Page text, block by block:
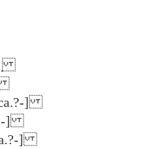
]
ca.?-]
]
]